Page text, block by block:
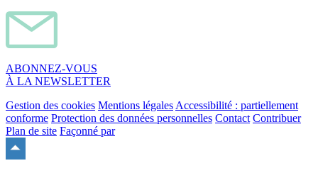
ABONNEZ-VOUS
À LA NEWSLETTER
Gestion des cookies Mentions légales Accessibilité : partiellement
conforme Protection des données personnelles Contact Contribuer
Plan de site Façonné par